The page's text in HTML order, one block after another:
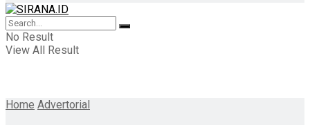
No Result
View All Result
Home Advertorial